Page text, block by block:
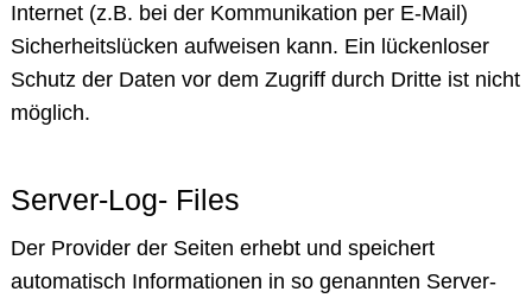
Internet (z.B. bei der Kommunikation per E-Mail)
Sicherheitslücken aufweisen kann. Ein lückenloser
Schutz der Daten vor dem Zugriff durch Dritte ist nicht
möglich.
Server-Log- Files
Der Provider der Seiten erhebt und speichert
automatisch Informationen in so genannten Server-